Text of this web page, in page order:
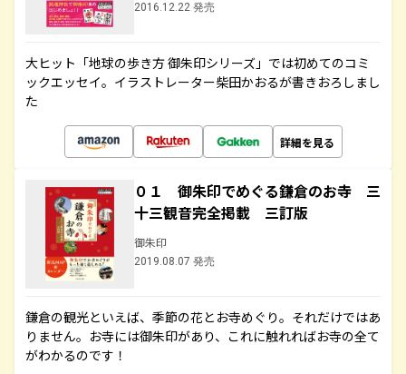
2016.12.22 発売
大ヒット「地球の歩き方 御朱印シリーズ」では初めてのコミ
ックエッセイ。イラストレーター柴田かおるが書きおろしまし
た
詳細を見る
０１ 御朱印でめぐる鎌倉のお寺 三
十三観音完全掲載 三訂版
御朱印
2019.08.07 発売
鎌倉の観光といえば、季節の花とお寺めぐり。それだけではあ
りません。お寺には御朱印があり、これに触れればお寺の全て
がわかるのです！